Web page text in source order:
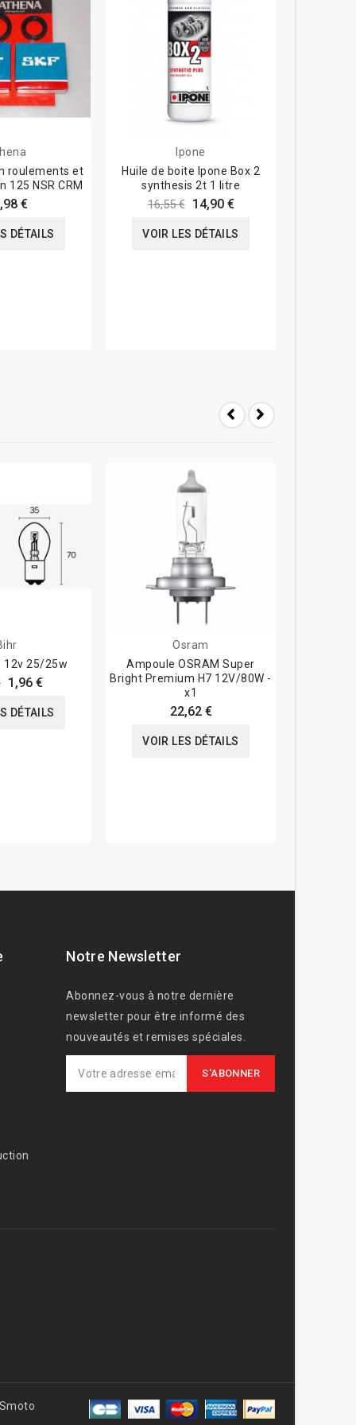
roulements et
125 NSR CRM
€
DÉTAILS
Ipone
Huile de boite Ipone Box 2
synthesis 2t 1 litre
16,55 € 14,90 €
VOIR LES DÉTAILS
12v 25/25w
1,96 €
DÉTAILS
Osram
Ampoule OSRAM Super
Bright Premium H7 12V/80W -
x1
22,62 €
VOIR LES DÉTAILS
Notre Newsletter
Abonnez-vous à notre dernière
newsletter pour être informé des
nouveautés et remises spéciales.